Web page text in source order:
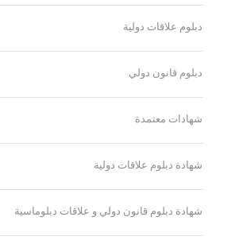
دبلوم علاقات دولية
دبلوم قانون دولي
شهادات معتمدة
شهادة دبلوم علاقات دولية
شهادة دبلوم قانون دولي و علاقات دبلوماسية